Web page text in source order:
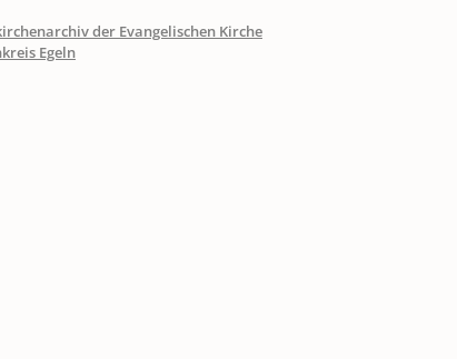
der Evangelischen Kirche
Egeln